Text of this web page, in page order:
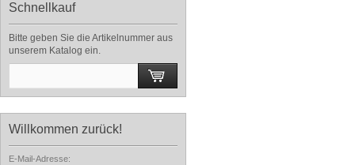
Schnellkauf
Bitte geben Sie die Artikelnummer aus
unserem Katalog ein.
Willkommen zurück!
E-Mail-Adresse: